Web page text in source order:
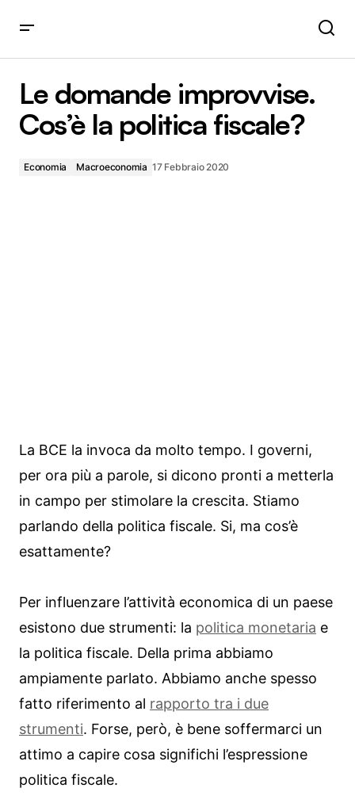
Le domande improvvise.
Cos’è la politica fiscale?
Economia Macroeconomia 17 Febbraio 2020
La BCE la invoca da molto tempo. I governi,
per ora più a parole, si dicono pronti a metterla
in campo per stimolare la crescita. Stiamo
parlando della politica fiscale. Si, ma cos’è
esattamente?
Per influenzare l’attività economica di un paese
esistono due strumenti: la politica monetaria e
la politica fiscale. Della prima abbiamo
ampiamente parlato. Abbiamo anche spesso
fatto riferimento al rapporto tra i due
strumenti. Forse, però, è bene soffermarci un
attimo a capire cosa significhi l’espressione
politica fiscale.